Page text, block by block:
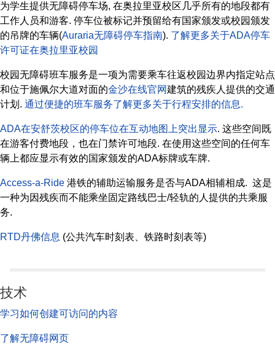
为学生提供无障碍停车场, 在奥拉里亚校区几乎所有的地段都有
工作人员和游客. 停车位被标记并预留给有国家颁发或校园颁发
的吊牌的车辆(Auraria无障碍停车指南). 了解更多关于ADA停车
许可证在奥拉里亚校园
校园无障碍班车服务是一项为需要乘车往返校园边界内指定站点
和位于施佩尔大道对面的金沙在线官网建筑的残疾人提供的交通
计划. 通过便捷的班车服务了解更多关于行程安排的信息.
ADA在安舒茨校区的停车位在互动地图上突出显示. 这些空间既
在游客付费地段，也在门禁许可地段. 在使用这些空间的任何车
辆上都应显示有效的国家颁发的ADA标牌或车牌.
Access-a-Ride 港铁的辅助运输服务是否与ADA相辅相成. 这是
一种为因残疾而不能乘坐固定路线巴士/轻轨的人提供的共乘服
务.
RTD丹佛信息 (公共汽车时刻表、铁路时刻表等)
技术
学习如何创建可访问的内容
了解无障碍网页